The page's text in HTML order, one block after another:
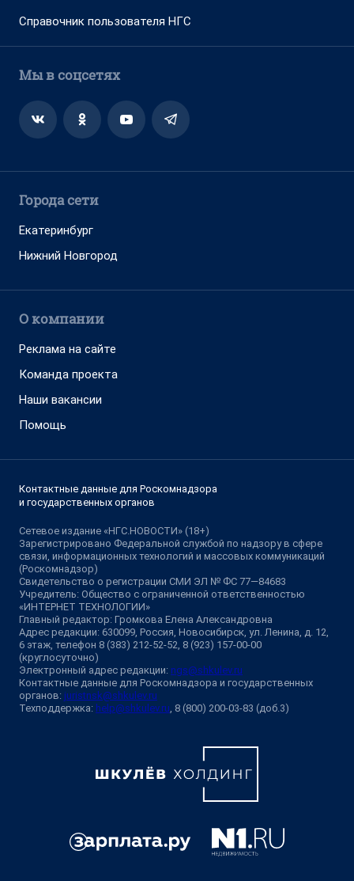
Справочник пользователя НГС
Мы в соцсетях
Города сети
Екатеринбург
Нижний Новгород
О компании
Реклама на сайте
Команда проекта
Наши вакансии
Помощь
Контактные данные для Роскомнадзора
и государственных органов
Сетевое издание «НГС.НОВОСТИ» (18+)
Зарегистрировано Федеральной службой по надзору в сфере
связи, информационных технологий и массовых коммуникаций
(Роскомнадзор)
Свидетельство о регистрации СМИ ЭЛ № ФС 77—84683
Учредитель: Общество с ограниченной ответственностью
«ИНТЕРНЕТ ТЕХНОЛОГИИ»
Главный редактор: Громкова Елена Александровна
Адрес редакции: 630099, Россия, Новосибирск, ул. Ленина, д. 12,
6 этаж, телефон 8 (383) 212-52-52, 8 (923) 157-00-00
(круглосуточно)
Электронный адрес редакции: ngs@shkulev.ru
Контактные данные для Роскомнадзора и государственных
органов: juristnsk@shkulev.ru
Техподдержка: help@shkulev.ru, 8 (800) 200-03-83 (доб.3)